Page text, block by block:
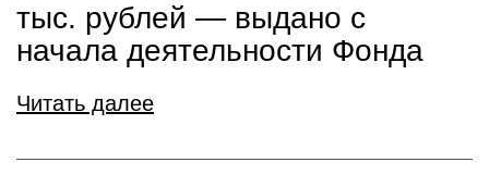
тыс. рублей ― выдано с
начала деятельности Фонда
Читать далее